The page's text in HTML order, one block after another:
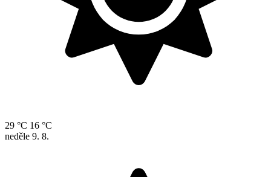
29 °C 16 °C
neděle 9. 8.